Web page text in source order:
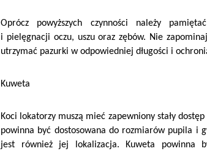
Oprócz powyższych czynności należy
i pielęgnacji oczu, uszu oraz zębów. Nie
utrzymać pazurki w odpowiedniej długości i
Kuweta
Koci lokatorzy muszą mieć zapewniony stały
powinna być dostosowana do rozmiarów pupila i
jest również jej lokalizacja. Kuweta powinna